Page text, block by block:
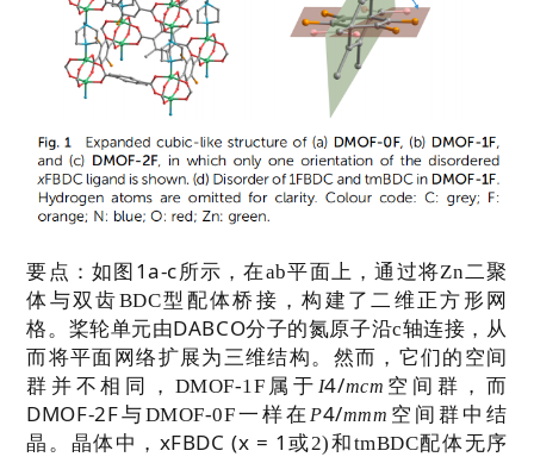
要点：如图 1a-c 所示，在ab平面上，通过将Zn 二聚
体与双齿BDC型配体桥接，构建了二 维 正方形网
格。桨轮单元由DABCO分子的氮原子沿c轴连接，从
而将平面网络扩展为三维结构。然而，它们的空间
群并不相同， DMOF-1F 属于 I4/mcm 空间群，而
DMOF-2F与DMOF-0F一样在 P4/mmm 空间群中结
晶。晶体中， xFBDC (x = 1 或2)和tmBDC配体无序